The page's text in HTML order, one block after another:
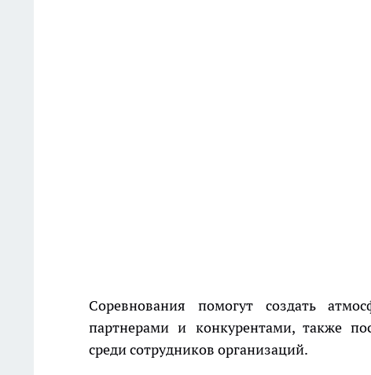
Соревнования помогут создать
партнерами и конкурентами, также
среди сотрудников организаций.